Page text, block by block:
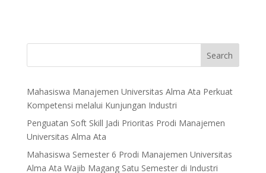
Search
Mahasiswa Manajemen Universitas Alma Ata Perkuat
Kompetensi melalui Kunjungan Industri
Penguatan Soft Skill Jadi Prioritas Prodi Manajemen
Universitas Alma Ata
Mahasiswa Semester 6 Prodi Manajemen Universitas
Alma Ata Wajib Magang Satu Semester di Industri